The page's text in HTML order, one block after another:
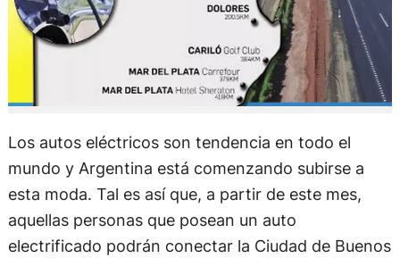
Los autos eléctricos son tendencia en todo el
mundo y Argentina está comenzando subirse a
esta moda. Tal es así que, a partir de este mes,
aquellas personas que posean un auto
electrificado podrán conectar la Ciudad de Buenos